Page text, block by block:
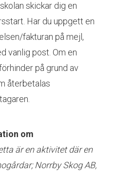
skickar dig en
Har du uppgett en
fakturan på mejl,
vanlig post. Om en
på grund av
återbetalas
om
är en aktivitet där en
Norrby Skog AB,